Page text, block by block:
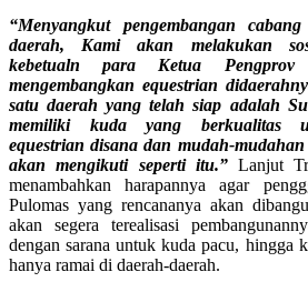
“Menyangkut pengembangan
daerah, Kami akan melakukan
kebetualn para Ketua
mengembangkan equestrian
satu daerah yang telah siap adalah
memiliki kuda yang berkualitas
equestrian disana dan mudah-
akan mengikuti seperti itu.”Lanjut
menambahkan harapannya agar
Pulomas yang rencananya akan
akan segera terealisasi
dengan sarana untuk kuda pacu, hingga
hanya ramai di daerah-daerah.